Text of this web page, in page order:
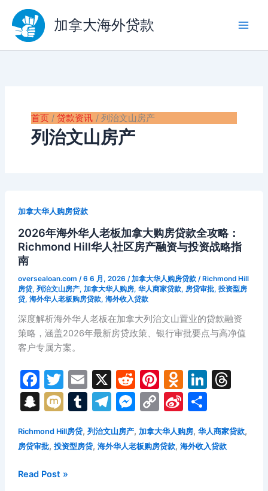
容
加拿大海外贷款
首页 贷款资讯 列治文山房产
列治文山房产
加拿大华人购房贷款
2026年海外华人老板加拿大购房贷款全攻略：
Richmond Hill华人社区房产融资与投资战略指
南
oversealoan.com /6 6 月, 2026 /加拿大华人购房贷款/Richmond Hill
房贷, 列治文山房产, 加拿大华人购房, 华人商家贷款, 房贷审批, 投资型房
贷, 海外华人老板购房贷款, 海外收入贷款
深度解析海外华人老板在加拿大列治文山置业的贷款融资
策略，涵盖2026年最新房贷政策、银行审批要点与高净值
客户专属方案。
F
a
c
e
b
o
T
w
itt
er
E
m
ai
l
X R
e
d
di
t
Pi
nt
er
e
st
O
d
n
o
kl
Li
n
k
e
dI
T
a
S
a
p
c
M
ix
i
T
m
bl
T
el
e
M
e
s
C
o
p
y
Si
n
a
分
享
Richmond Hill房贷, 列治文山房产, 加拿大华人购房, 华人商家贷款,
房贷审批, 投资型房贷, 海外华人老板购房贷款, 海外收入贷款
2026
Read Post »